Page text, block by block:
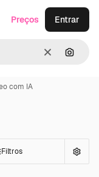
Limpar
Preços Entrar
com IA
Filtros